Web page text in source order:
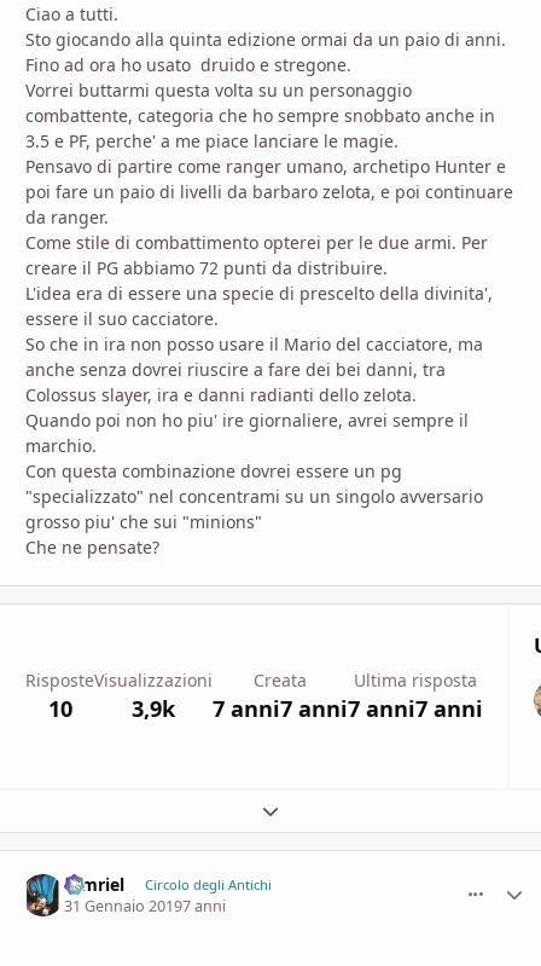
Ciao a tutti.
Sto giocando alla quinta edizione ormai da un paio di anni.
Fino ad ora ho usato druido e stregone.
Vorrei buttarmi questa volta su un personaggio
combattente, categoria che ho sempre snobbato anche in
3.5 e PF, perche' a me piace lanciare le magie.
Pensavo di partire come ranger umano, archetipo Hunter e
poi fare un paio di livelli da barbaro zelota, e poi continuare
da ranger.
Come stile di combattimento opterei per le due armi. Per
creare il PG abbiamo 72 punti da distribuire.
L'idea era di essere una specie di prescelto della divinita',
essere il suo cacciatore.
So che in ira non posso usare il Mario del cacciatore, ma
anche senza dovrei riuscire a fare dei bei danni, tra
Colossus slayer, ira e danni radianti dello zelota.
Quando poi non ho piu' ire giornaliere, avrei sempre il
marchio.
Con questa combinazione dovrei essere un pg
"specializzato" nel concentrami su un singolo avversario
grosso piu' che sui "minions"
Che ne pensate?
Risposte
10
Visualizzazioni
3,9k
Creata
7 anni7 anni
Ultima risposta
7 anni7 anni
Espandi panoramica del topic
tamriel Circolo degli Antichi
31 Gennaio 20197 anni